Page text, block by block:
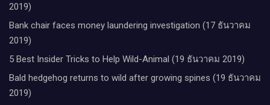
2019)
Bank chair faces money laundering investigation (17 ธันวาคม
2019)
5 Best Insider Tricks to Help Wild-Animal (19 ธันวาคม 2019)
Bald hedgehog returns to wild after growing spines (19 ธันวาคม
2019)